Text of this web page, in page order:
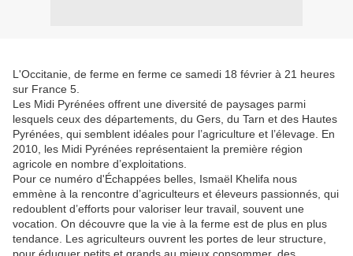
L'Occitanie, de ferme en ferme ce samedi 18 février à 21 heures
sur France 5.
Les Midi Pyrénées offrent une diversité de paysages parmi
lesquels ceux des départements, du Gers, du Tarn et des Hautes
Pyrénées, qui semblent idéales pour l’agriculture et l’élevage. En
2010, les Midi Pyrénées représentaient la première région
agricole en nombre d’exploitations.
Pour ce numéro d'Échappées belles, Ismaël Khelifa nous
emmène à la rencontre d’agriculteurs et éleveurs passionnés, qui
redoublent d’efforts pour valoriser leur travail, souvent une
vocation. On découvre que la vie à la ferme est de plus en plus
tendance. Les agriculteurs ouvrent les portes de leur structure,